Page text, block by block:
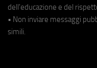
dell'educazione e del
• Non inviare messaggi
simili.